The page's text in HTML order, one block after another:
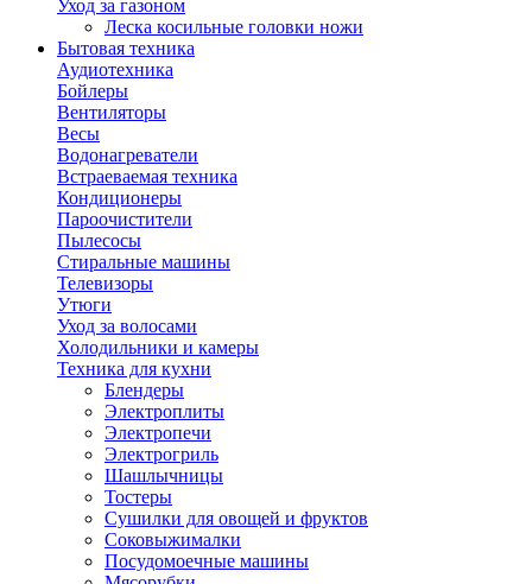
Уход за газоном
Леска косильные головки ножи
Бытовая техника
Аудиотехника
Бойлеры
Вентиляторы
Весы
Водонагреватели
Встраеваемая техника
Кондиционеры
Пароочистители
Пылесосы
Стиральные машины
Телевизоры
Утюги
Уход за волосами
Холодильники и камеры
Техника для кухни
Блендеры
Электроплиты
Электропечи
Электрогриль
Шашлычницы
Тостеры
Сушилки для овощей и фруктов
Соковыжималки
Посудомоечные машины